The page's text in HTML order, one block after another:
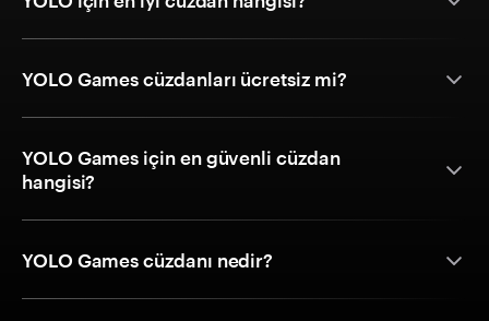
YOLO Games cüzdanları ücretsiz mi?
YOLO Games için en güvenli cüzdan
hangisi?
YOLO Games cüzdanı nedir?